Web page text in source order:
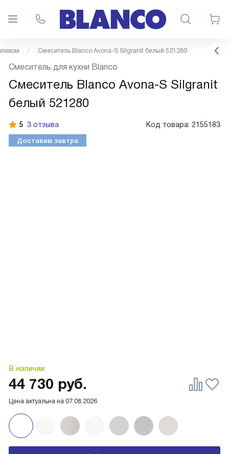
Смеситель Blanco Avona-S Silgranit белый 521280
5 3 отзыва Код товара: 2155183
В наличии
Доставим завтра
Смеситель для кухни Blanco
Смеситель Blanco Avona-S Silgranit
белый 521280
Цена актуальна на 07.08.2026
44 730 руб.